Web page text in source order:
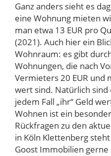
Ganz anders sieht es
eine Wohnung mieten
man etwa 13 EUR pro
(2021). Auch hier ein
Wohnraum: es gibt
Wohnungen, die nach
Vermieters 20 EUR
wert sind. Natürlich sind
jedem Fall „ihr“ Geld
Wohnen ist ein
Rückfragen zu den
in Köln Klettenberg
Goost Immobilien gerne